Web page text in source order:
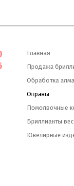
Главная
Продажа
Обработка
Оправы
Помолвочные
Бриллианты
Ювелирные